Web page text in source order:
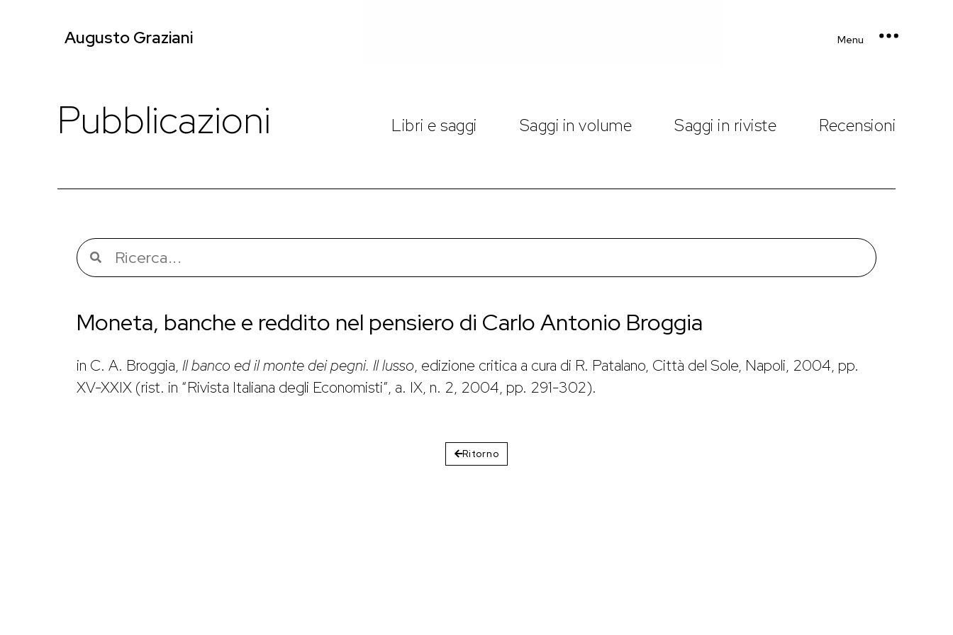
Augusto Graziani Menu
Pubblicazioni Libri e saggi Saggi in volume Saggi in riviste Recensioni
Moneta, banche e reddito nel pensiero di Carlo Antonio Broggia
in C. A. Broggia, Il banco ed il monte dei pegni. Il lusso, edizione critica a cura di R. Patalano, Città del Sole, Napoli, 2004, pp.
XV-XXIX (rist. in “Rivista Italiana degli Economisti”, a. IX, n. 2, 2004, pp. 291-302).
Ritorno